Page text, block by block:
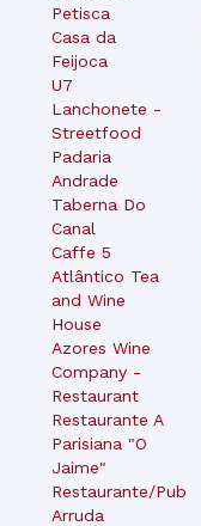
Petisca
Casa da
Feijoca
U7
Lanchonete -
Streetfood
Padaria
Andrade
Taberna Do
Canal
Caffe 5
Atlântico Tea
and Wine
House
Azores Wine
Company -
Restaurant
Restaurante A
Parisiana "O
Jaime"
Restaurante/Pub
Arruda